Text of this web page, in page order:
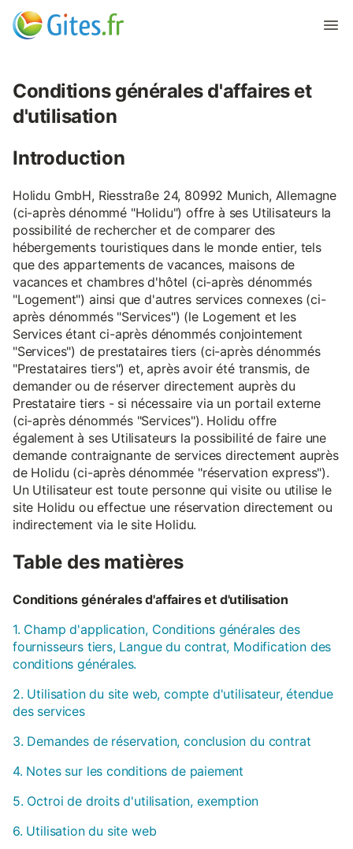
Conditions générales d'affaires et
d'utilisation
Introduction
Holidu GmbH, Riesstraße 24, 80992 Munich, Allemagne
(ci-après dénommé "Holidu") offre à ses Utilisateurs la
possibilité de rechercher et de comparer des
hébergements touristiques dans le monde entier, tels
que des appartements de vacances, maisons de
vacances et chambres d'hôtel (ci-après dénommés
"Logement") ainsi que d'autres services connexes (ci-
après dénommés "Services") (le Logement et les
Services étant ci-après dénommés conjointement
"Services") de prestataires tiers (ci-après dénommés
"Prestataires tiers") et, après avoir été transmis, de
demander ou de réserver directement auprès du
Prestataire tiers - si nécessaire via un portail externe
(ci-après dénommés "Services"). Holidu offre
également à ses Utilisateurs la possibilité de faire une
demande contraignante de services directement auprès
de Holidu (ci-après dénommée "réservation express").
Un Utilisateur est toute personne qui visite ou utilise le
site Holidu ou effectue une réservation directement ou
indirectement via le site Holidu.
Table des matières
Conditions générales d'affaires et d'utilisation
1. Champ d'application, Conditions générales des
fournisseurs tiers, Langue du contrat, Modification des
conditions générales.
2. Utilisation du site web, compte d'utilisateur, étendue
des services
3. Demandes de réservation, conclusion du contrat
4. Notes sur les conditions de paiement
5. Octroi de droits d'utilisation, exemption
6. Utilisation du site web